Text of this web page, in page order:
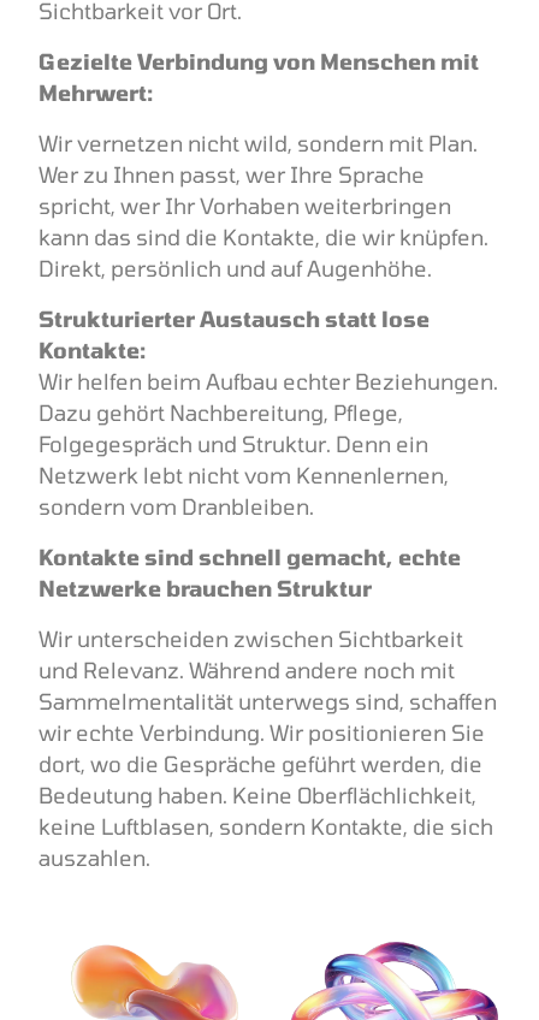
Sichtbarkeit vor Ort.
Gezielte Verbindung von Menschen mit
Mehrwert:
Wir vernetzen nicht wild, sondern mit Plan.
Wer zu Ihnen passt, wer Ihre Sprache
spricht, wer Ihr Vorhaben weiterbringen
kann das sind die Kontakte, die wir knüpfen.
Direkt, persönlich und auf Augenhöhe.
Strukturierter Austausch statt lose
Kontakte:
Wir helfen beim Aufbau echter Beziehungen.
Dazu gehört Nachbereitung, Pflege,
Folgegespräch und Struktur. Denn ein
Netzwerk lebt nicht vom Kennenlernen,
sondern vom Dranbleiben.
Kontakte sind schnell gemacht, echte
Netzwerke brauchen Struktur
Wir unterscheiden zwischen Sichtbarkeit
und Relevanz. Während andere noch mit
Sammelmentalität unterwegs sind, schaffen
wir echte Verbindung. Wir positionieren Sie
dort, wo die Gespräche geführt werden, die
Bedeutung haben. Keine Oberflächlichkeit,
keine Luftblasen, sondern Kontakte, die sich
auszahlen.